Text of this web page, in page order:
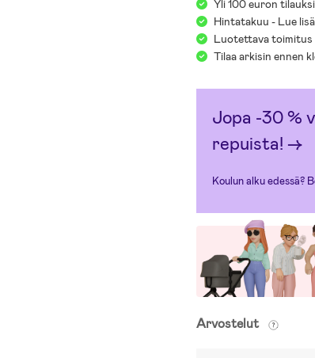
Yli 100 euron
Hintatakuu - Lue
Luotettava toimitus
Tilaa arkisin ennen
Jopa -30 %
repuista! →
Koulun alku edessä?
Arvostelut